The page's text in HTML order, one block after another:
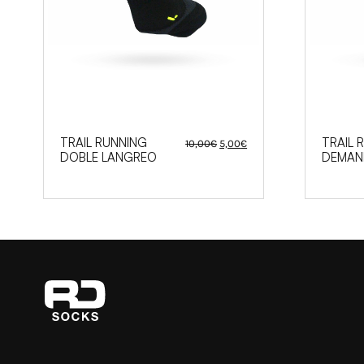
TRAIL RUNNING
DOBLE LANGREO
10,00€ precio
5,00€precio
TRAIL